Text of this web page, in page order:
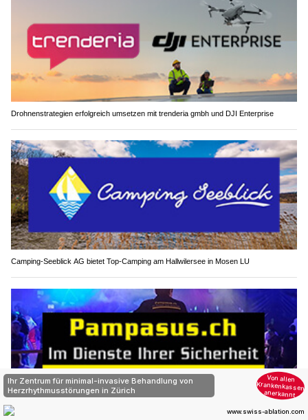
Drohnenstrategien erfolgreich umsetzen mit trenderia gmbh und DJI Enterprise
Camping-Seeblick AG bietet Top-Camping am Hallwilersee in Mosen LU
Seit 2007 Ihr Experte für Sicherheit: Pampasus Sicherheitsdienst GmbH